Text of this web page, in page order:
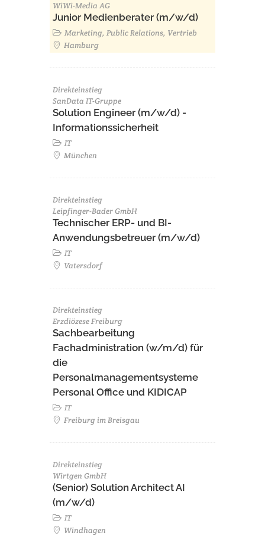
WiWi-Media AG
Junior Medienberater (m/w/d)
Marketing, Public Relations, Vertrieb
Hamburg
Direkteinstieg
SanData IT-Gruppe
Solution Engineer (m/w/d) -
Informationssicherheit
IT
München
Direkteinstieg
Leipfinger-Bader GmbH
Technischer ERP- und BI-
Anwendungsbetreuer (m/w/d)
IT
Vatersdorf
Direkteinstieg
Erzdiözese Freiburg
Sachbearbeitung
Fachadministration (w/m/d) für
die
Personalmanagementsysteme
Personal Office und KIDICAP
IT
Freiburg im Breisgau
Direkteinstieg
Wirtgen GmbH
(Senior) Solution Architect AI
(m/w/d)
IT
Windhagen